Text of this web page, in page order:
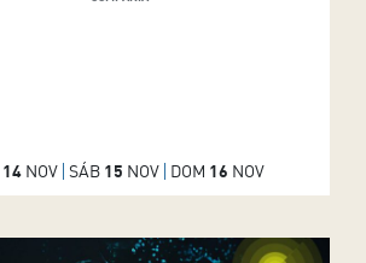
14 NOV SÁB 15 NOV DOM 16 NOV